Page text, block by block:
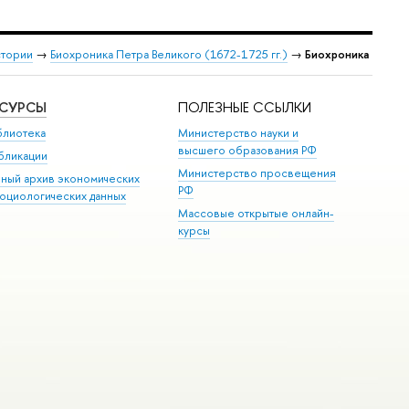
→ Биохроника Петра Великого (1672-1725 гг.) → Биохроника
архив экономических
данных
ПОЛЕЗНЫЕ ССЫЛКИ
Министерство науки и
высшего образования РФ
Министерство просвещения
РФ
Массовые открытые онлайн-
курсы